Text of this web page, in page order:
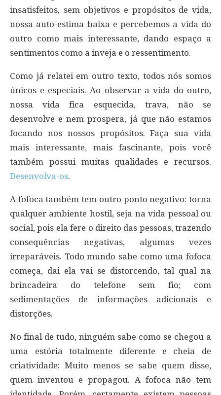
insatisfeitos, sem objetivos e propósitos de vida,
nossa auto-estima baixa e percebemos a vida do
outro como mais interessante, dando espaço a
sentimentos como a inveja e o ressentimento.
Como já relatei em outro texto, todos nós somos
únicos e especiais. Ao observar a vida do outro,
nossa vida fica esquecida, trava, não se
desenvolve e nem prospera, já que não estamos
focando nos nossos propósitos. Faça sua vida
mais interessante, mais fascinante, pois você
também possui muitas qualidades e recursos.
Desenvolva-os.
A fofoca também tem outro ponto negativo: torna
qualquer ambiente hostil, seja na vida pessoal ou
social, pois ela fere o direito das pessoas, trazendo
consequências negativas, algumas vezes
irreparáveis. Todo mundo sabe como uma fofoca
começa, dai ela vai se distorcendo, tal qual na
brincadeira do telefone sem fio; com
sedimentações de informações adicionais e
distorções.
No final de tudo, ninguém sabe como se chegou a
uma estória totalmente diferente e cheia de
criatividade; Muito menos se sabe quem disse,
quem inventou e propagou. A fofoca não tem